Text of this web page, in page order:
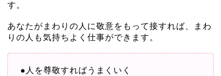
す。
あなたがまわりの人に敬意をもって接すれば、まわ
りの人も気持ちよく仕事ができます。
●人を尊敬すればうまくいく